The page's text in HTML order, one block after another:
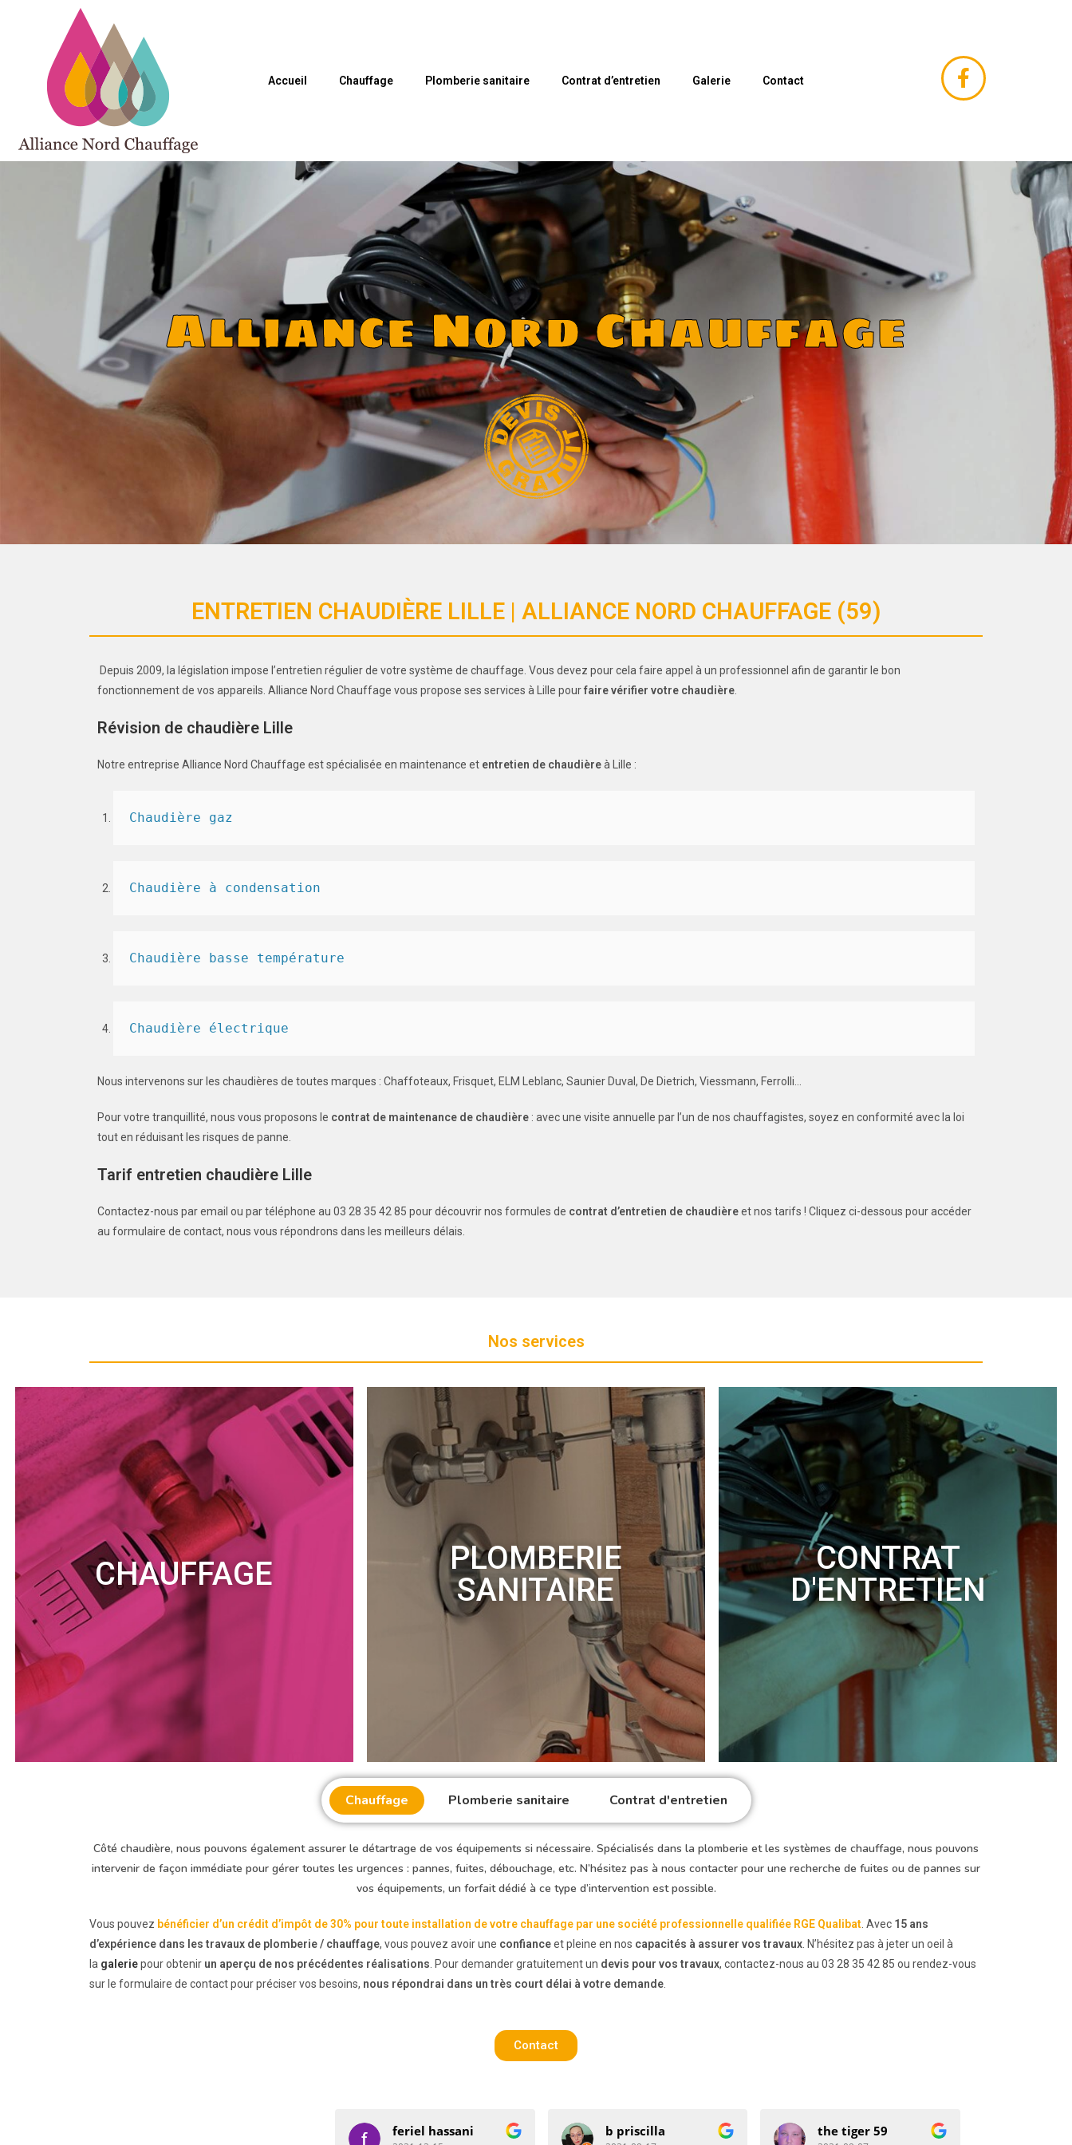
Accueil Chauffage Plomberie sanitaire Contrat d’entretien Galerie Contact
Alliance Nord Chauffage
ENTRETIEN CHAUDIÈRE LILLE | ALLIANCE NORD CHAUFFAGE (59)
Depuis 2009, la législation impose l’entretien régulier de votre système de chauffage. Vous devez pour cela faire appel à un professionnel afin de garantir le bon
fonctionnement de vos appareils. Alliance Nord Chauffage vous propose ses services à Lille pourfaire vérifier votre chaudière
Révision de chaudière Lille
Notre entreprise Alliance Nord Chauffage est spécialisée en maintenance et entretien de chaudièreà Lille :
Chaudière gaz
Chaudière à condensation
Chaudière basse température
Chaudière électrique
Nous intervenons sur les chaudières de toutes marques : Chaffoteaux, Frisquet, ELM Leblanc, Saunier Duval, De Dietrich, Viessmann, Ferrolli…
Pour votre tranquillité, nous vous proposons le contrat de maintenance de chaudière : avec une visite annuelle par l’un de nos chauffagistes, soyez en conformité avec la loi
tout en réduisant les risques de panne.
Tarif entretien chaudière Lille
Contactez-nous par email ou par téléphone au 03 28 35 42 85 pour découvrir nos formules de contrat d’entretien de chaudièreet nos tarifs ! Cliquez ci-dessous pour accéder
au formulaire de contact, nous vous répondrons dans les meilleurs délais.
Nos services
CHAUFFAGE
PLOMBERIE
SANITAIRE
CONTRAT
D'ENTRETIEN
Chauffage Plomberie sanitaire Contrat d'entretien
Côté chaudière, nous pouvons également assurer le détartrage de vos équipements si nécessaire. Spécialisés dans la plomberie et les systèmes de chauffage, nous pouvons
intervenir de façon immédiate pour gérer toutes les urgences : pannes, fuites, débouchage, etc. N’hésitez pas à nous contacter pour une recherche de fuites ou de pannes sur
vos équipements, un forfait dédié à ce type d’intervention est possible.
Vous pouvez bénéficier d’un crédit d’impôt de 30% pour toute installation de votre chauffage par une société professionnelle qualifiée RGE Qualibat . Avec 15 ans
d’expérience dans les travaux de plomberie / chauffage, vous pouvez avoir une confianceet pleine en nos capacités à assurer vos travaux . N’hésitez pas à jeter un oeil à
la galeriepour obtenir un aperçu de nos précédentes réalisations . Pour demander gratuitement un devis pour vos travaux, contactez-nous au 03 28 35 42 85 ou rendez-vous
sur le formulaire de contact pour préciser vos besoins, nous répondrai dans un très court délai à votre demande
Contact
b priscilla the tiger 59 florine vandercruyssen